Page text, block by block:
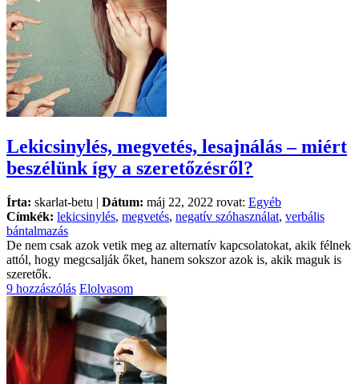
Lekicsinylés, megvetés, lesajnálás – miért
beszélünk így a szeretőzésről?
Írta: skarlat-betu | Dátum: máj 22, 2022 rovat: Egyéb
Címkék: lekicsinylés, megvetés, negatív szóhasználat, verbális
bántalmazás
De nem csak azok vetik meg az alternatív kapcsolatokat, akik félnek
attól, hogy megcsalják őket, hanem sokszor azok is, akik maguk is
szeretők.
9 hozzászólás Elolvasom